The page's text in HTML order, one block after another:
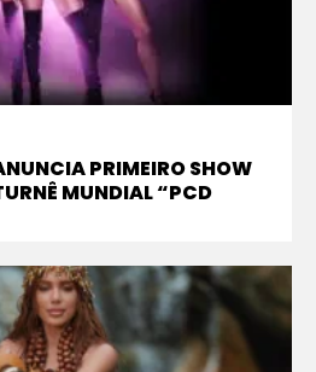
PRIMEIRO SHOW
MUNDIAL “PCD